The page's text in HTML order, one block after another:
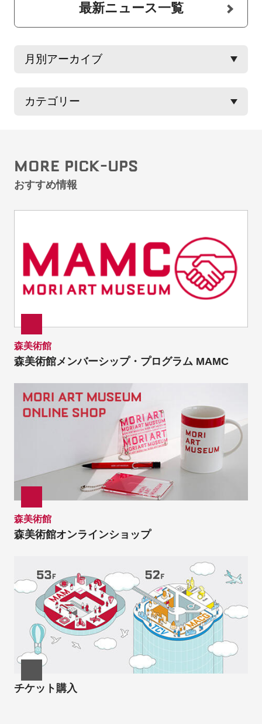
最新ニュース一覧
MORE PICK-UPS
おすすめ情報
森美術館
森美術館メンバーシップ・プログラム MAMC
森美術館
森美術館オンラインショップ
チケット購入